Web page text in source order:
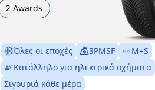
2 Awards
Όλες οι εποχές 3PMSF
M+S
Κατάλληλο για ηλεκτρικά οχήματα
Σιγουριά κάθε μέρα